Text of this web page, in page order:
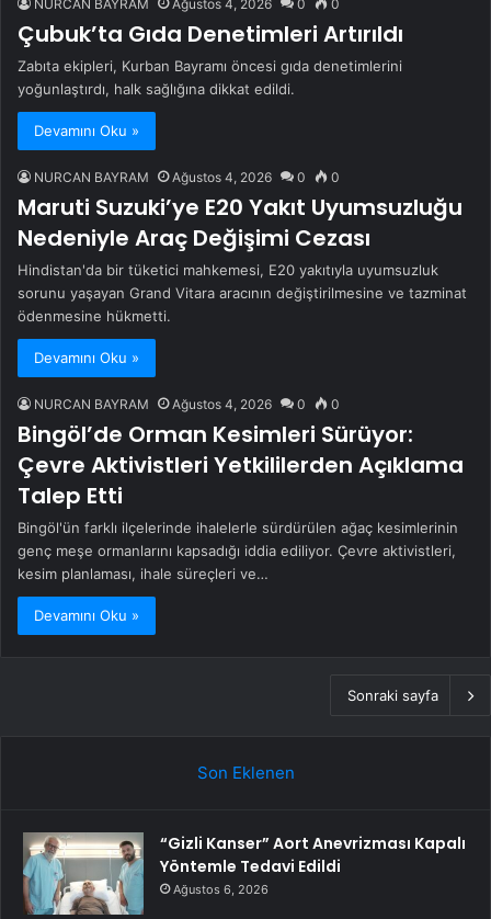
NURCAN BAYRAM Ağustos 4, 2026 0 0
Çubuk’ta Gıda Denetimleri Artırıldı
Zabıta ekipleri, Kurban Bayramı öncesi gıda denetimlerini
yoğunlaştırdı, halk sağlığına dikkat edildi.
Devamını Oku »
NURCAN BAYRAM Ağustos 4, 2026 0 0
Maruti Suzuki’ye E20 Yakıt Uyumsuzluğu
Nedeniyle Araç Değişimi Cezası
Hindistan'da bir tüketici mahkemesi, E20 yakıtıyla uyumsuzluk
sorunu yaşayan Grand Vitara aracının değiştirilmesine ve tazminat
ödenmesine hükmetti.
Devamını Oku »
NURCAN BAYRAM Ağustos 4, 2026 0 0
Bingöl’de Orman Kesimleri Sürüyor:
Çevre Aktivistleri Yetkililerden Açıklama
Talep Etti
Bingöl'ün farklı ilçelerinde ihalelerle sürdürülen ağaç kesimlerinin
genç meşe ormanlarını kapsadığı iddia ediliyor. Çevre aktivistleri,
kesim planlaması, ihale süreçleri ve…
Devamını Oku »
Sonraki sayfa
Son Eklenen
“Gizli Kanser” Aort Anevrizması Kapalı
Yöntemle Tedavi Edildi
Ağustos 6, 2026